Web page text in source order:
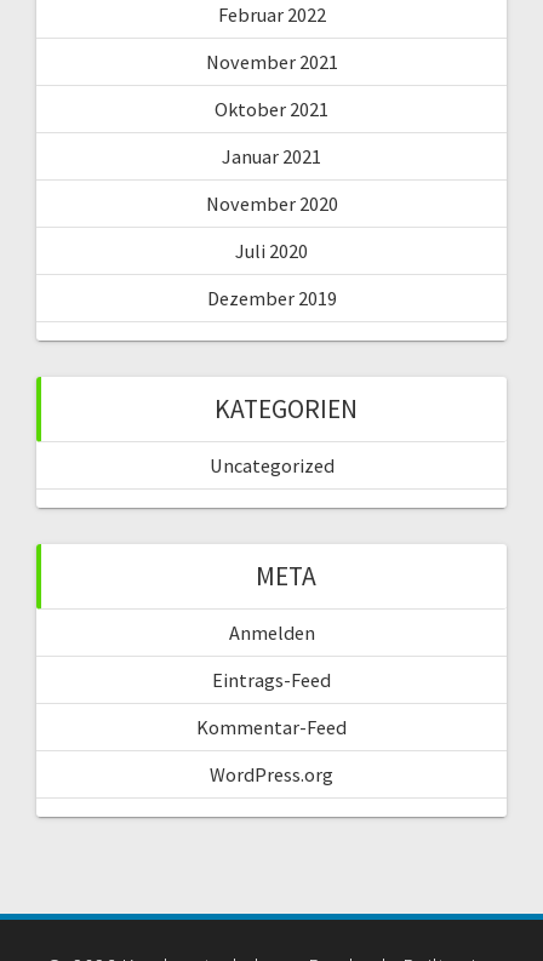
Februar 2022
November 2021
Oktober 2021
Januar 2021
November 2020
Juli 2020
Dezember 2019
KATEGORIEN
Uncategorized
META
Anmelden
Eintrags-Feed
Kommentar-Feed
WordPress.org